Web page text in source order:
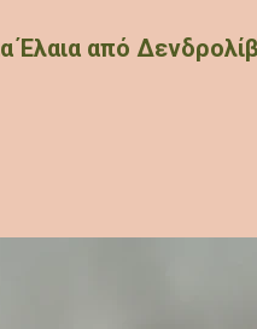
Έλαια από